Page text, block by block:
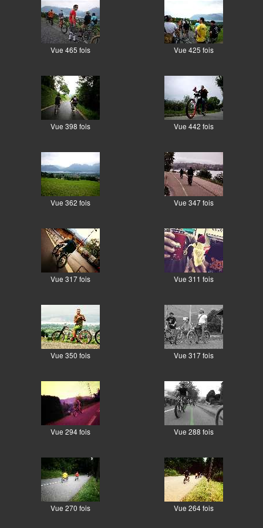
Vue 465 fois Vue 425 fois
Vue 398 fois Vue 442 fois
Vue 362 fois Vue 347 fois
Vue 317 fois Vue 311 fois
Vue 350 fois Vue 317 fois
Vue 294 fois Vue 288 fois
Vue 270 fois Vue 264 fois